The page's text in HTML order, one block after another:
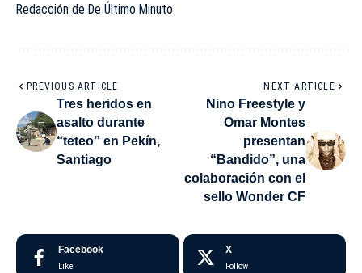
Redacción de De Último Minuto
PREVIOUS ARTICLE
Tres heridos en
asalto durante
“teteo” en Pekín,
Santiago
NEXT ARTICLE
Nino Freestyle y
Omar Montes
presentan
“Bandido”, una
colaboración con el
sello Wonder CF
Facebook
Like
X
Follow